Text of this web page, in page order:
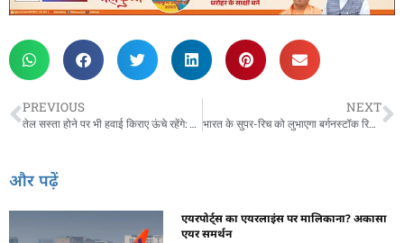
PREVIOUS
तेल सस्ता होने पर भी हवाई किराए ऊंचे रहेंगे: डेल्टा सीईओ
NEXT
भारत के सुपर-रिच को लुभाएगा बर्गनस्टॉक रिज़ॉर्ट
और पढ़ें
एयरपोर्ट्स का एयरलाइंस पर मालिकाना? अकासा
एयर समर्थन